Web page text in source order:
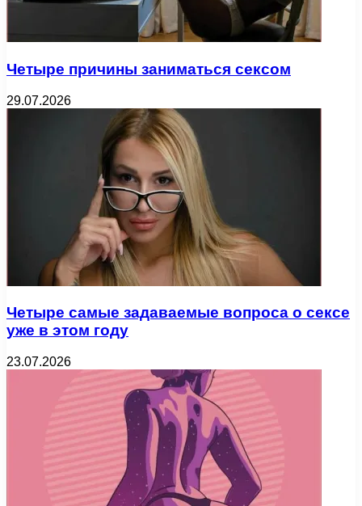
Четыре причины заниматься сексом
29.07.2026
Четыре самые задаваемые вопроса о сексе
уже в этом году
23.07.2026